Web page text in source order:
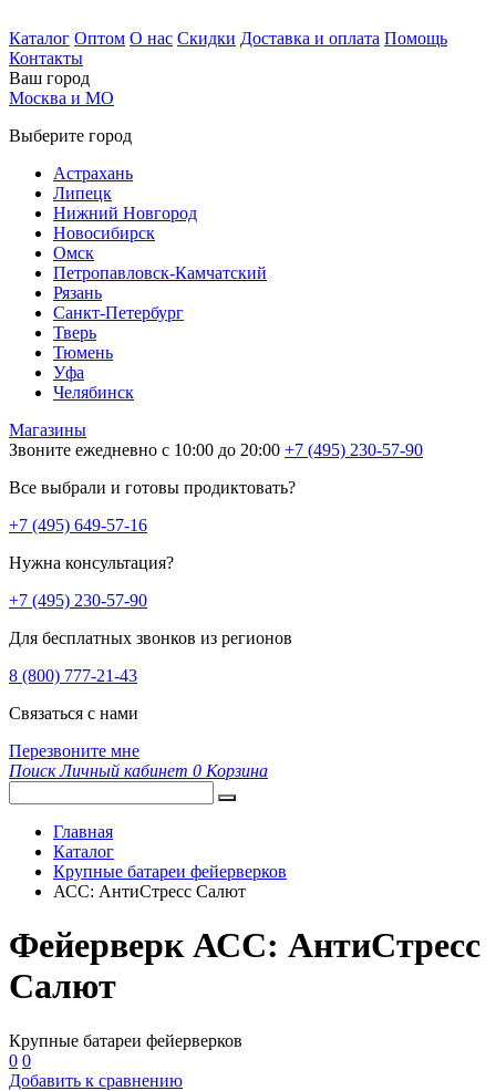
Каталог Оптом О нас Скидки Доставка и оплата Помощь
Контакты
Ваш город
Москва и МО
Выберите город
Астрахань
Липецк
Нижний Новгород
Новосибирск
Омск
Петропавловск-Камчатский
Рязань
Санкт-Петербург
Тверь
Тюмень
Уфа
Челябинск
Магазины
Звоните ежедневно с 10:00 до 20:00 +7 (495) 230-57-90
Все выбрали и готовы продиктовать?
+7 (495) 649-57-16
Нужна консультация?
+7 (495) 230-57-90
Для бесплатных звонков из регионов
8 (800) 777-21-43
Связаться с нами
Перезвоните мне
Поиск Личный кабинет 0 Корзина
Главная
Каталог
Крупные батареи фейерверков
АСС: АнтиСтресс Салют
Фейерверк АСС: АнтиСтресс
Салют
Крупные батареи фейерверков
0 0
Добавить к сравнению